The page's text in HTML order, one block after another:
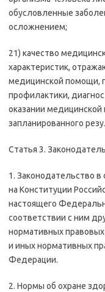
обусловленные
осложнением;
21) качество
характеристик,
медицинской помощи,
профилактики,
оказании
запланированного
Статья 3.
1. Законодательство
на Конституции
настоящего
соответствии с ним
нормативных
и иных нормативных
Федерации.
2. Нормы об охране